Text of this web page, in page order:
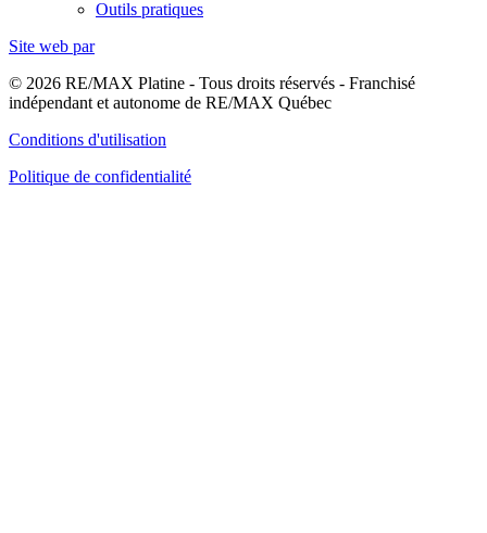
Outils pratiques
Site web par
© 2026 RE/MAX Platine - Tous droits réservés - Franchisé
indépendant et autonome de RE/MAX Québec
Conditions d'utilisation
Politique de confidentialité